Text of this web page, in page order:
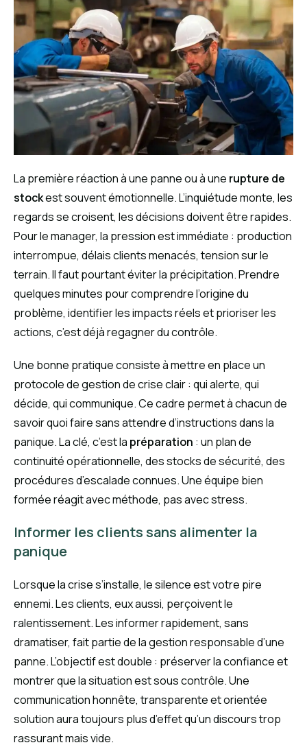
La première réaction à une panne ou à une rupture de
stockest souvent émotionnelle. L’inquiétude monte, les
regards se croisent, les décisions doivent être rapides.
Pour le manager, la pression est immédiate : production
interrompue, délais clients menacés, tension sur le
terrain. Il faut pourtant éviter la précipitation. Prendre
quelques minutes pour comprendre l’origine du
problème, identifier les impacts réels et prioriser les
actions, c’est déjà regagner du contrôle.
Une bonne pratique consiste à mettre en place un
protocole de gestion de crise clair : qui alerte, qui
décide, qui communique. Ce cadre permet à chacun de
savoir quoi faire sans attendre d’instructions dans la
panique. La clé, c’est la préparation : un plan de
continuité opérationnelle, des stocks de sécurité, des
procédures d’escalade connues. Une équipe bien
formée réagit avec méthode, pas avec stress.
Informer les clients sans alimenter la
panique
Lorsque la crise s’installe, le silence est votre pire
ennemi. Les clients, eux aussi, perçoivent le
ralentissement. Les informer rapidement, sans
dramatiser, fait partie de la gestion responsable d’une
panne. L’objectif est double : préserver la confiance et
montrer que la situation est sous contrôle. Une
communication honnête, transparente et orientée
solution aura toujours plus d’effet qu’un discours trop
rassurant mais vide.